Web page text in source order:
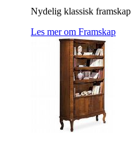
Nydelig klassisk framskap
Les mer om Framskap